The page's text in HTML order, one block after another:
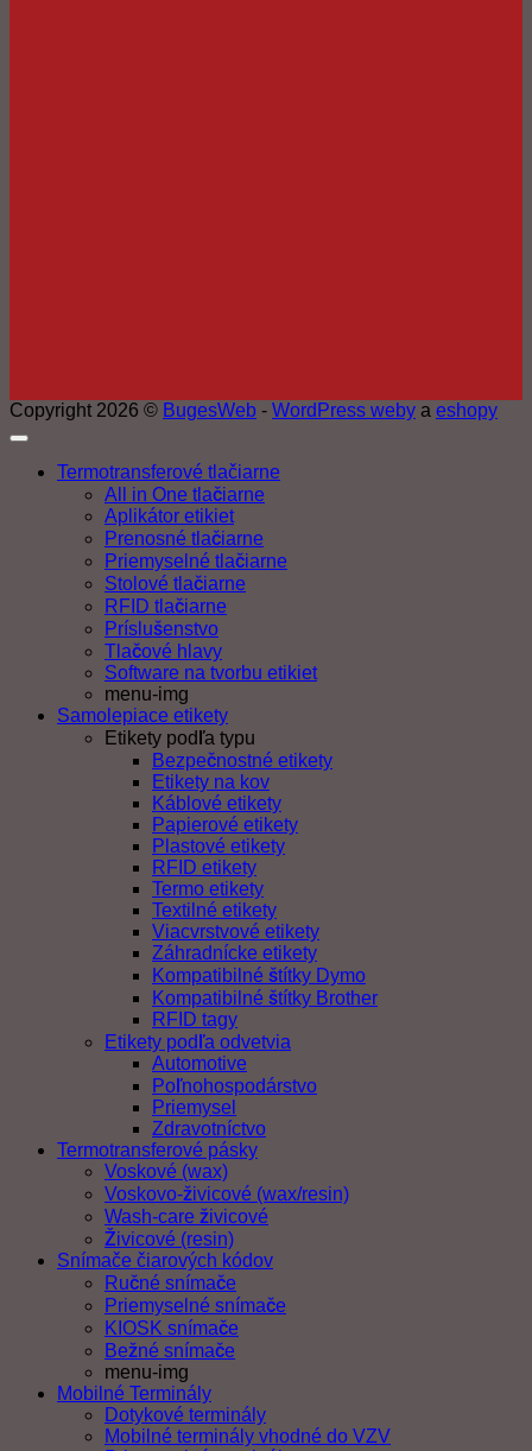
Copyright 2026 © BugesWeb - WordPress weby a eshopy
Termotransferové tlačiarne
All in One tlačiarne
Aplikátor etikiet
Prenosné tlačiarne
Priemyselné tlačiarne
Stolové tlačiarne
RFID tlačiarne
Príslušenstvo
Tlačové hlavy
Software na tvorbu etikiet
menu-img
Samolepiace etikety
Etikety podľa typu
Bezpečnostné etikety
Etikety na kov
Káblové etikety
Papierové etikety
Plastové etikety
RFID etikety
Termo etikety
Textilné etikety
Viacvrstvové etikety
Záhradnícke etikety
Kompatibilné štítky Dymo
Kompatibilné štítky Brother
RFID tagy
Etikety podľa odvetvia
Automotive
Poľnohospodárstvo
Priemysel
Zdravotníctvo
Termotransferové pásky
Voskové (wax)
Voskovo-živicové (wax/resin)
Wash-care živicové
Živicové (resin)
Snímače čiarových kódov
Ručné snímače
Priemyselné snímače
KIOSK snímače
Bežné snímače
menu-img
Mobilné Terminály
Dotykové terminály
Mobilné terminály vhodné do VZV